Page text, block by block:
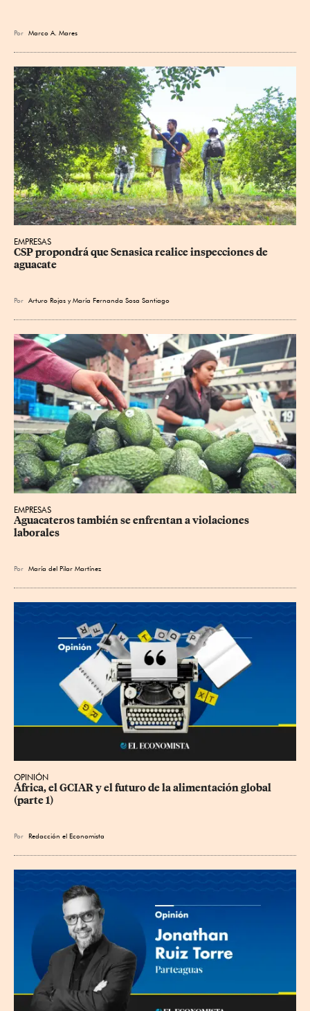
Por Marco A. Mares
EMPRESAS
CSP propondrá que Senasica realice inspecciones de
aguacate
Por Arturo Rojas yMaría Fernanda Sosa Santiago
EMPRESAS
Aguacateros también se enfrentan a violaciones
laborales
Por María del Pilar Martínez
OPINIÓN
África, el GCIAR y el futuro de la alimentación global
(parte 1)
Por Redacción el Economista